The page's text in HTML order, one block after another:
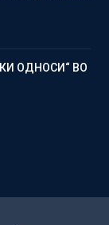
ОДНОСИ“ ВО